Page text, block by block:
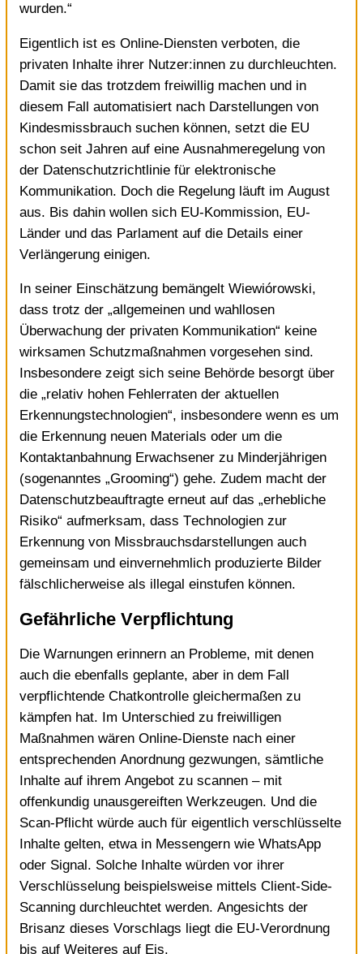
wurden.“
Eigentlich ist es Online-Diensten verboten, die
privaten Inhalte ihrer Nutzer:innen zu durchleuchten.
Damit sie das trotzdem freiwillig machen und in
diesem Fall automatisiert nach Darstellungen von
Kindesmissbrauch suchen können, setzt die EU
schon seit Jahren auf eine Ausnahmeregelung von
der Datenschutzrichtlinie für elektronische
Kommunikation. Doch die Regelung läuft im August
aus. Bis dahin wollen sich EU-Kommission, EU-
Länder und das Parlament auf die Details einer
Verlängerung einigen.
In seiner Einschätzung bemängelt Wiewiórowski,
dass trotz der „allgemeinen und wahllosen
Überwachung der privaten Kommunikation“ keine
wirksamen Schutzmaßnahmen vorgesehen sind.
Insbesondere zeigt sich seine Behörde besorgt über
die „relativ hohen Fehlerraten der aktuellen
Erkennungstechnologien“, insbesondere wenn es um
die Erkennung neuen Materials oder um die
Kontaktanbahnung Erwachsener zu Minderjährigen
(sogenanntes „Grooming“) gehe. Zudem macht der
Datenschutzbeauftragte erneut auf das „erhebliche
Risiko“ aufmerksam, dass Technologien zur
Erkennung von Missbrauchsdarstellungen auch
gemeinsam und einvernehmlich produzierte Bilder
fälschlicherweise als illegal einstufen können.
Gefährliche Verpflichtung
Die Warnungen erinnern an Probleme, mit denen
auch die ebenfalls geplante, aber in dem Fall
verpflichtende Chatkontrolle gleichermaßen zu
kämpfen hat. Im Unterschied zu freiwilligen
Maßnahmen wären Online-Dienste nach einer
entsprechenden Anordnung gezwungen, sämtliche
Inhalte auf ihrem Angebot zu scannen – mit
offenkundig unausgereiften Werkzeugen. Und die
Scan-Pflicht würde auch für eigentlich verschlüsselte
Inhalte gelten, etwa in Messengern wie WhatsApp
oder Signal. Solche Inhalte würden vor ihrer
Verschlüsselung beispielsweise mittels Client-Side-
Scanning durchleuchtet werden. Angesichts der
Brisanz dieses Vorschlags liegt die EU-Verordnung
bis auf Weiteres auf Eis.